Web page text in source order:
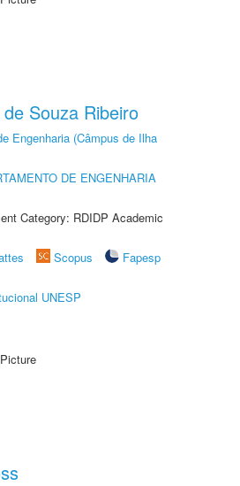
Souza Ribeiro
Engenharia (Câmpus de Ilha
DE ENGENHARIA
Category: RDIDP Academic
Scopus
Fapesp
UNESP